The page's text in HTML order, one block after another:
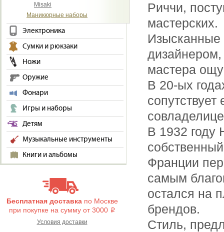
Misaki
Маникюрные наборы
Электроника
Сумки и рюкзаки
Ножи
Оружие
Фонари
Игры и наборы
Детям
Музыкальные инструменты
Книги и альбомы
Бесплатная доставкапо Москве
при покупке на сумму от 3000 i
Условия доставки
Риччи,
мастерских.
мастера
В 20-ых
В 1932 году
Франции
самым
остался на
брендов.
Стиль,